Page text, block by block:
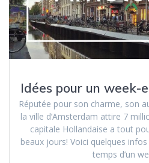
Idées pour un week-
Réputée pour son charme, son
la ville d’Amsterdam attire 7
capitale Hollandaise a tout
beaux jours! Voici quelques
temps d’un